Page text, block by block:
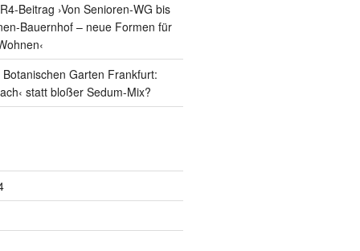
Beitrag ›Von Senioren-WG bis
Bauernhof – neue Formen für
Garten Frankfurt:
statt bloßer Sedum-Mix?